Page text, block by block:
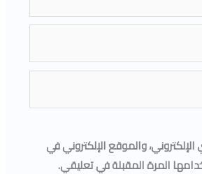
والموقع الإلكتروني في
المرة المقبلة في تعليقي.